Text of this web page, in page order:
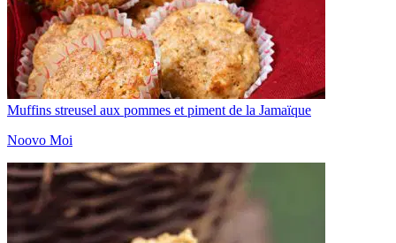
Muffins streusel aux pommes et piment de la Jamaïque
Noovo Moi